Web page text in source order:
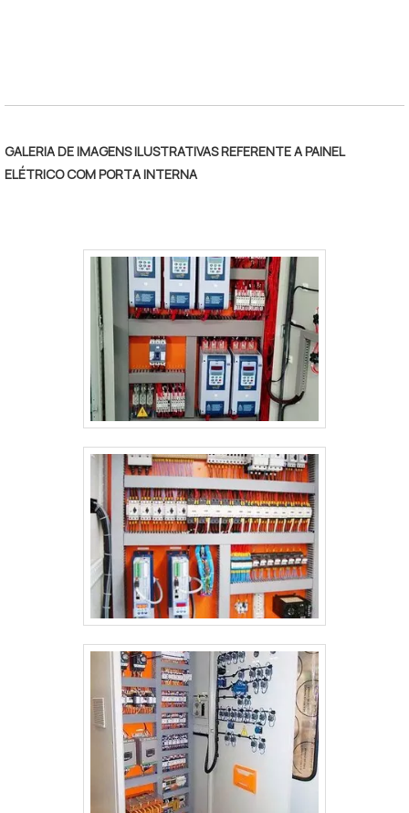
GALERIA DE IMAGENS ILUSTRATIVAS REFERENTE A PAINEL
ELÉTRICO COM PORTA INTERNA